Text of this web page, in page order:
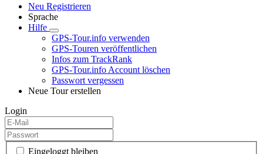
Neu Registrieren
Sprache
Hilfe
GPS-Tour.info verwenden
GPS-Touren veröffentlichen
Infos zum TrackRank
GPS-Tour.info Account löschen
Passwort vergessen
Neue Tour erstellen
Login
Eingeloggt bleiben